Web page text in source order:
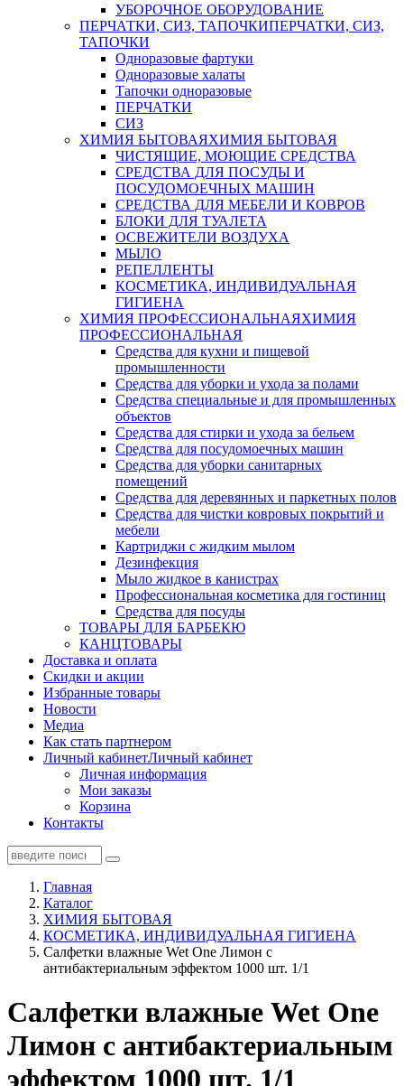
УБОРОЧНОЕ ОБОРУДОВАНИЕ
ПЕРЧАТКИ, СИЗ, ТАПОЧКИПЕРЧАТКИ, СИЗ,
ТАПОЧКИ
Одноразовые фартуки
Одноразовые халаты
Тапочки одноразовые
ПЕРЧАТКИ
СИЗ
ХИМИЯ БЫТОВАЯХИМИЯ БЫТОВАЯ
ЧИСТЯЩИЕ, МОЮЩИЕ СРЕДСТВА
СРЕДСТВА ДЛЯ ПОСУДЫ И
ПОСУДОМОЕЧНЫХ МАШИН
СРЕДСТВА ДЛЯ МЕБЕЛИ И КОВРОВ
БЛОКИ ДЛЯ ТУАЛЕТА
ОСВЕЖИТЕЛИ ВОЗДУХА
МЫЛО
РЕПЕЛЛЕНТЫ
КОСМЕТИКА, ИНДИВИДУАЛЬНАЯ
ГИГИЕНА
ХИМИЯ ПРОФЕССИОНАЛЬНАЯХИМИЯ
ПРОФЕССИОНАЛЬНАЯ
Средства для кухни и пищевой
промышленности
Средства для уборки и ухода за полами
Средства специальные и для промышленных
объектов
Средства для стирки и ухода за бельем
Средства для посудомоечных машин
Средства для уборки санитарных
помещений
Средства для деревянных и паркетных полов
Средства для чистки ковровых покрытий и
мебели
Картриджи с жидким мылом
Дезинфекция
Мыло жидкое в канистрах
Профессиональная косметика для гостиниц
Средства для посуды
ТОВАРЫ ДЛЯ БАРБЕКЮ
КАНЦТОВАРЫ
Доставка и оплата
Скидки и акции
Избранные товары
Новости
Медиа
Как стать партнером
Личный кабинетЛичный кабинет
Личная информация
Мои заказы
Корзина
Контакты
Главная
Каталог
ХИМИЯ БЫТОВАЯ
КОСМЕТИКА, ИНДИВИДУАЛЬНАЯ ГИГИЕНА
Салфетки влажные Wet One Лимон с
антибактериальным эффектом 1000 шт. 1/1
Салфетки влажные Wet One
Лимон с антибактериальным
эффектом 1000 шт. 1/1